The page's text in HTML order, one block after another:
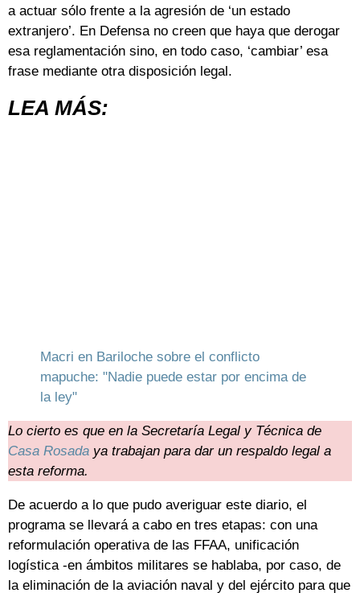
a actuar sólo frente a la agresión de ‘un estado
extranjero’. En Defensa no creen que haya que derogar
esa reglamentación sino, en todo caso, ‘cambiar’ esa
frase mediante otra disposición legal.
LEA MÁS:
Macri en Bariloche sobre el conflicto
mapuche: "Nadie puede estar por encima de
la ley"
Lo cierto es que en la Secretaría Legal y Técnica de
Casa Rosada ya trabajan para dar un respaldo legal a
esta reforma.
De acuerdo a lo que pudo averiguar este diario, el
programa se llevará a cabo en tres etapas: con una
reformulación operativa de las FFAA, unificación
logística -en ámbitos militares se hablaba, por caso, de
la eliminación de la aviación naval y del ejército para que